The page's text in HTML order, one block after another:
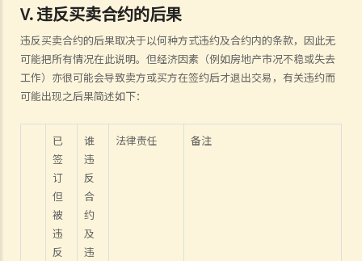
V. 违反买卖合约的后果
违反买卖合约的后果取决于以何种方式违约及合约内的条款，因此无
可能把所有情况在此说明。但经济因素（例如房地产市况不稳或失去
工作）亦很可能会导致卖方或买方在签约后才退出交易，有关违约而
可能出现之后果简述如下：
已
签
订
但
被
违
反
谁
违
反
合
约
及
违
法律责任 备注